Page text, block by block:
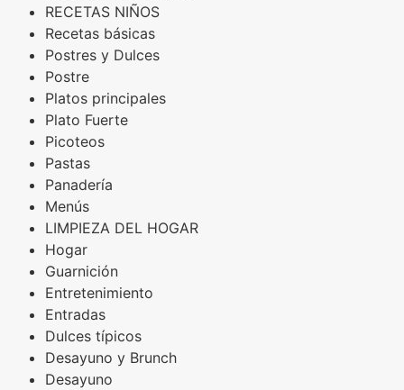
RECETAS NIÑOS
Recetas básicas
Postres y Dulces
Postre
Platos principales
Plato Fuerte
Picoteos
Pastas
Panadería
Menús
LIMPIEZA DEL HOGAR
Hogar
Guarnición
Entretenimiento
Entradas
Dulces típicos
Desayuno y Brunch
Desayuno